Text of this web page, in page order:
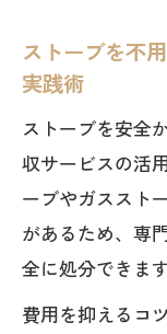
ストーブを不
実践術
ストーブを安全
収サービスの活
ーブやガススト
があるため、専
全に処分できます
費用を抑えるコ